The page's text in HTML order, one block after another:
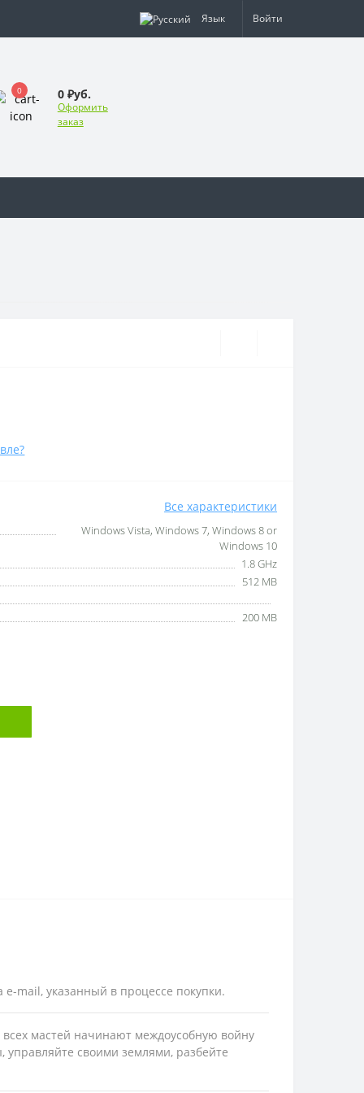
Язык Войти
0 0 ₽уб.
Оформить
заказ
Все характеристики
Windows Vista, Windows 7, Windows 8 or
Windows 10
1.8 GHz
512 MB
200 MB
mail, указанный в процессе покупки.
всех мастей начинают междоусобную войну
своими землями, разбейте